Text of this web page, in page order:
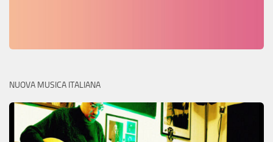
NUOVA MUSICA ITALIANA